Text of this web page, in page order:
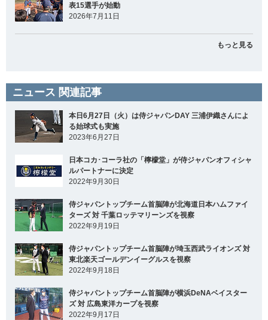
表15選手が始動
2026年7月11日
もっと見る
ニュース 関連記事
本日6月27日（火）は侍ジャパンDAY 三浦伊織さんによ
る始球式も実施
2023年6月27日
日本コカ･コーラ社の「檸檬堂」が侍ジャパンオフィシャ
ルパートナーに決定
2022年9月30日
侍ジャパントップチーム首脳陣が北海道日本ハムファイ
ターズ 対 千葉ロッテマリーンズを視察
2022年9月19日
侍ジャパントップチーム首脳陣が埼玉西武ライオンズ 対
東北楽天ゴールデンイーグルスを視察
2022年9月18日
侍ジャパントップチーム首脳陣が横浜DeNAベイスター
ズ 対 広島東洋カープを視察
2022年9月17日